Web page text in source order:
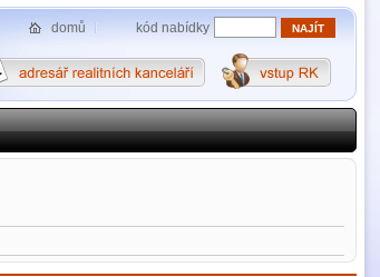
kód nabídky
domů